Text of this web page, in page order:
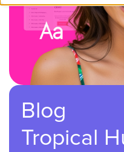
Blog
Tropical